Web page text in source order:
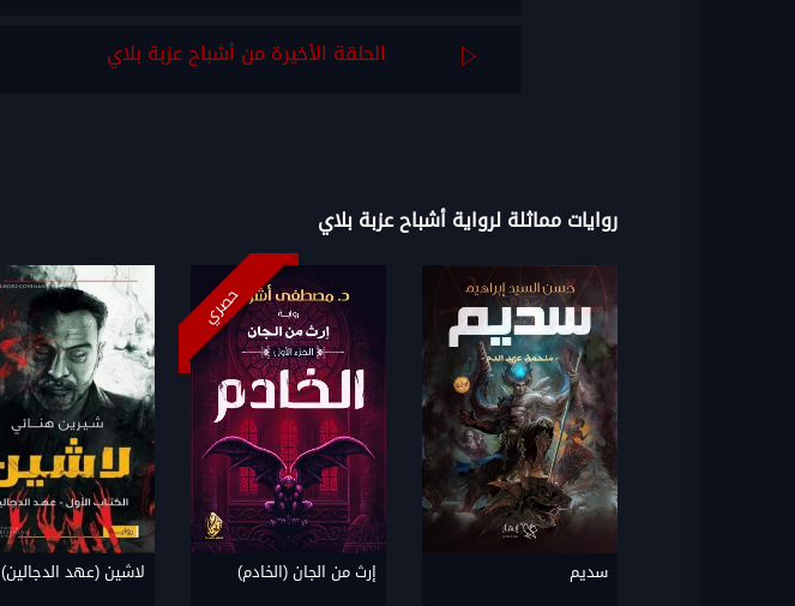
الحلقة الأخيرة من أشباح عزبة بلاي
روايات مماثلة لرواية أشباح عزبة بلاي
سديم
إرث من الجان (الخادم)
حصري
لاشين (عهد الدجالين)